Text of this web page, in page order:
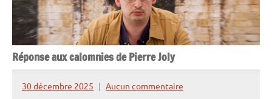
Réponse aux calomnies de Pierre Joly
30 décembre 2025
Henry
Aucun commentaire